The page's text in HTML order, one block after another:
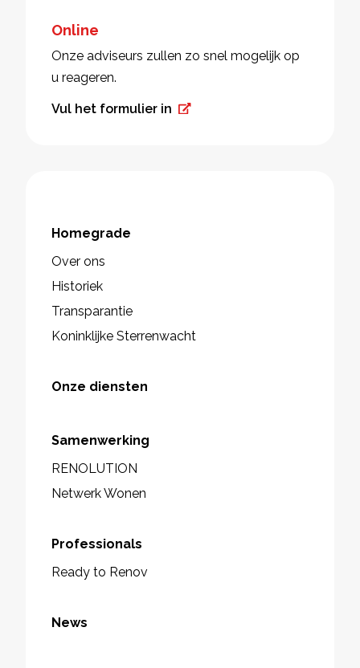
Online
Onze adviseurs zullen zo snel mogelijk op
u reageren.
Vul het formulier in
Homegrade
Over ons
Historiek
Transparantie
Koninklijke Sterrenwacht
Onze diensten
Samenwerking
RENOLUTION
Netwerk Wonen
Professionals
Ready to Renov
News